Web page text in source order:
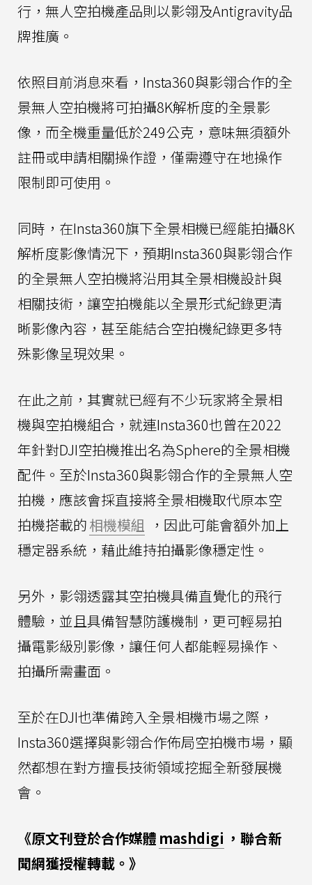
行，無人空拍機產品則以影翎及Antigravity品
牌推廣。
依照目前消息來看，Insta360與影翎合作的全
景無人空拍機將可拍攝8K解析度的全景影
像，而全機重量低於249公克，意味無須額外
註冊或申請相關操作證，僅需遵守在地操作
限制即可使用。
同時，在Insta360旗下全景相機已經能拍攝8K
解析度影像情況下，預期Insta360與影翎合作
的全景無人空拍機將沿用其全景相機設計與
相關技術，讓空拍機能以全景形式紀錄更清
晰影像內容，甚至能結合空拍機紀錄更多特
殊影像呈現效果。
在此之前，其實就已經有不少玩家將全景相
機與空拍機組合，就連Insta360也曾在2022
年針對DJI空拍機推出名為Sphere的全景相機
配件。至於Insta360與影翎合作的全景無人空
拍機，應該會採直接將全景相機取代原本空
拍機搭載的相機模組 ，因此可能會額外加上
穩定器系統，藉此維持拍攝影像穩定性。
另外，影翎透露其空拍機具備直覺化的飛行
體驗，並且具備智慧防護機制，更可輕易拍
攝電影級別影像，讓任何人都能輕易操作、
拍攝所需畫面。
至於在DJI也準備跨入全景相機市場之際，
Insta360選擇與影翎合作佈局空拍機市場，顯
然都想在對方擅長技術領域挖掘全新發展機
會。
《原文刊登於合作媒體 mashdigi ，聯合新
聞網獲授權轉載。》